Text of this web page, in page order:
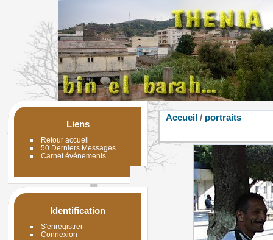
Liens
Retour accueil
50 Derniers Messages
Carnet événements
Identification
S'enregistrer
Connexion
Accueil / portraits